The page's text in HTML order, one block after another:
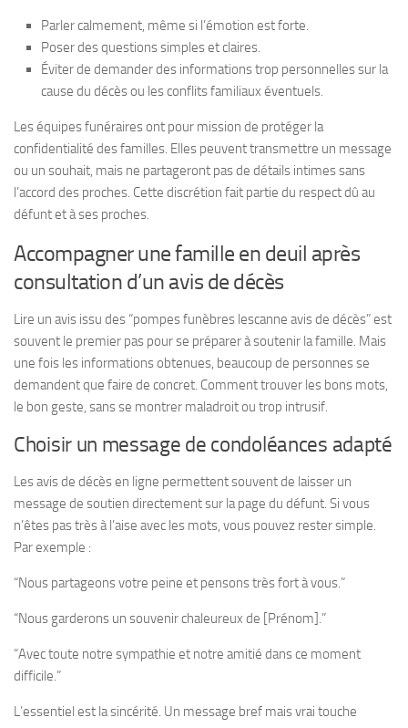
Parler calmement, même si l’émotion est forte.
Poser des questions simples et claires.
Éviter de demander des informations trop personnelles sur la
cause du décès ou les conflits familiaux éventuels.
Les équipes funéraires ont pour mission de protéger la
confidentialité des familles. Elles peuvent transmettre un message
ou un souhait, mais ne partageront pas de détails intimes sans
l’accord des proches. Cette discrétion fait partie du respect dû au
défunt et à ses proches.
Accompagner une famille en deuil après
consultation d’un avis de décès
Lire un avis issu des “pompes funèbres lescanne avis de décès” est
souvent le premier pas pour se préparer à soutenir la famille. Mais
une fois les informations obtenues, beaucoup de personnes se
demandent que faire de concret. Comment trouver les bons mots,
le bon geste, sans se montrer maladroit ou trop intrusif.
Choisir un message de condoléances adapté
Les avis de décès en ligne permettent souvent de laisser un
message de soutien directement sur la page du défunt. Si vous
n’êtes pas très à l’aise avec les mots, vous pouvez rester simple.
Par exemple :
“Nous partageons votre peine et pensons très fort à vous.”
“Nous garderons un souvenir chaleureux de [Prénom].”
“Avec toute notre sympathie et notre amitié dans ce moment
difficile.”
L’essentiel est la sincérité. Un message bref mais vrai touche